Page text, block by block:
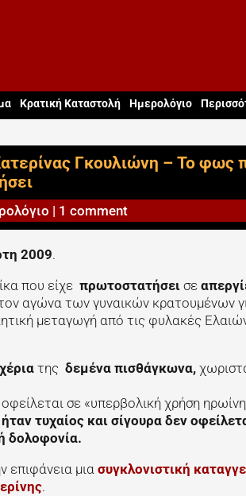
Κρατική Καταστολή Ημερολόγιο
Γκουλιώνη – Το φως
| 1 comment
2009.
που είχε πρωτοστατήσει σε
αγώνα των γυναικών κρατουμένων
μεταγωγή από τις φυλακές
χέριατης δεμένα πισθάγκωνα,
σε «υπερβολική χρήση
τυχαίος και σίγουρα δεν
δολοφονία.
επιφάνεια μια συγκλονιστική
.